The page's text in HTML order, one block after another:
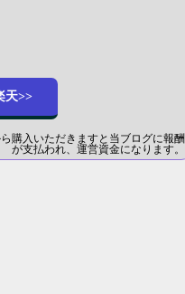
天>>
入いただきますと当ブログに報酬
が支払われ、運営資金になります。